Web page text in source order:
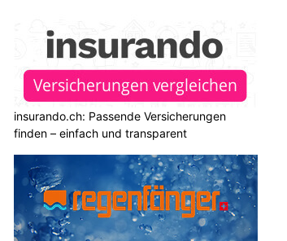
insurando.ch: Passende Versicherungen
finden – einfach und transparent